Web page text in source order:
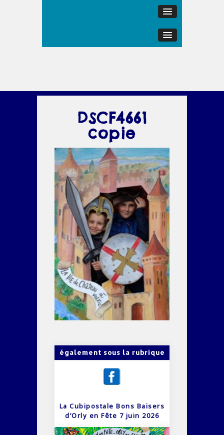
DSCF4661
copie
également sous la rubrique
La Cubipostale Bons Baisers
d’Orly en Fête 7 juin 2026